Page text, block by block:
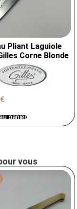
Pliant Laguiole
Corne Blonde
€
panier
vous